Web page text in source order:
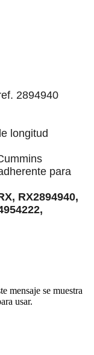
2894940
longitud
para
RX2894940,
mensaje se muestra
usar.